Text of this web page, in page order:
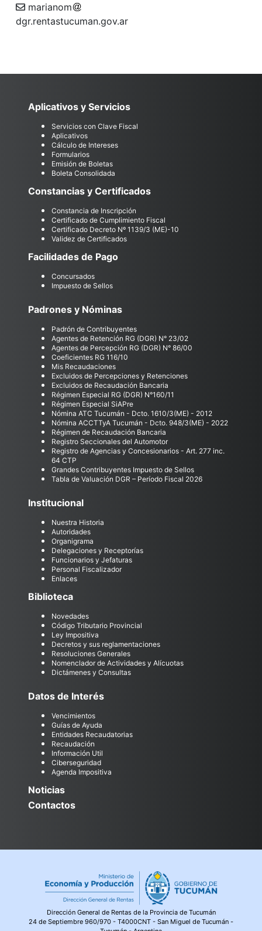
marianom
dgr.rentastucuman.gov.ar
Aplicativos y Servicios
Servicios con Clave Fiscal
Aplicativos
Cálculo de Intereses
Formularios
Emisión de Boletas
Boleta Consolidada
Constancias y Certificados
Constancia de Inscripción
Certificado de Cumplimiento Fiscal
Certificado Decreto Nº 1139/3 (ME)-10
Validez de Certificados
Facilidades de Pago
Concursados
Impuesto de Sellos
Padrones y Nóminas
Padrón de Contribuyentes
Agentes de Retención RG (DGR) N° 23/02
Agentes de Percepción RG (DGR) N° 86/00
Coeficientes RG 116/10
Mis Recaudaciones
Excluidos de Percepciones y Retenciones
Excluidos de Recaudación Bancaria
Régimen Especial RG (DGR) N°160/11
Régimen Especial SiAPre
Nómina ATC Tucumán - Dcto. 1610/3(ME) - 2012
Nómina ACCTTyA Tucumán - Dcto. 948/3(ME) - 2022
Régimen de Recaudación Bancaria
Registro Seccionales del Automotor
Registro de Agencias y Concesionarios - Art. 277 inc.
64 CTP
Grandes Contribuyentes Impuesto de Sellos
Tabla de Valuación DGR – Período Fiscal 2026
Institucional
Nuestra Historia
Autoridades
Organigrama
Delegaciones y Receptorías
Funcionarios y Jefaturas
Personal Fiscalizador
Enlaces
Biblioteca
Novedades
Código Tributario Provincial
Ley Impositiva
Decretos y sus reglamentaciones
Resoluciones Generales
Nomenclador de Actividades y Alícuotas
Dictámenes y Consultas
Datos de Interés
Vencimientos
Guías de Ayuda
Entidades Recaudatorias
Recaudación
Información Util
Ciberseguridad
Agenda Impositiva
Noticias
Contactos
Dirección General de Rentas de la Provincia de Tucumán
24 de Septiembre 960/970 - T4000CNT - San Miguel de Tucumán -